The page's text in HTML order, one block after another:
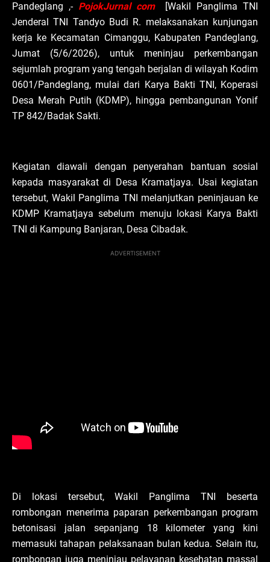
Pandeglang ,- PojokJurnal com[Wakil Panglima TNI
Jenderal TNI Tandyo Budi R. melaksanakan kunjungan
kerja ke Kecamatan Cimanggu, Kabupaten Pandeglang,
Jumat (5/6/2026), untuk meninjau perkembangan
sejumlah program yang tengah berjalan di wilayah Kodim
0601/Pandeglang, mulai dari Karya Bakti TNI, Koperasi
Desa Merah Putih (KDMP), hingga pembangunan Yonif
TP 842/Badak Sakti.
Kegiatan diawali dengan penyerahan bantuan sosial
kepada masyarakat di Desa Kramatjaya. Usai kegiatan
tersebut, Wakil Panglima TNI melanjutkan peninjauan ke
KDMP Kramatjaya sebelum menuju lokasi Karya Bakti
TNI di Kampung Banjaran, Desa Cibadak.
ADVERTISEMENT
Di lokasi tersebut, Wakil Panglima TNI beserta
rombongan menerima paparan perkembangan program
betonisasi jalan sepanjang 18 kilometer yang kini
memasuki tahapan pelaksanaan bulan kedua. Selain itu,
rombongan juga meninjau pelayanan kesehatan massal